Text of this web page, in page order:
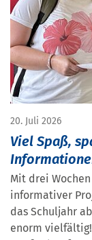
20. Juli 2026
Viel Spaß,
Mit drei
informativer
das Schuljahr
enorm